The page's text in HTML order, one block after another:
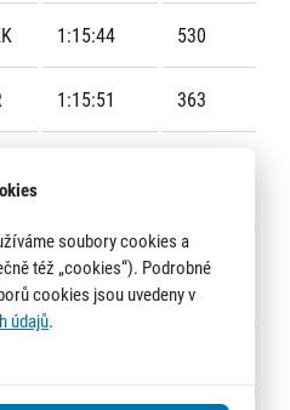
partneři
1:15:44 530
1:15:51 363
1:15:55 378
soubory cookies a
též „cookies“). Podrobné
cookies jsou uvedeny v
údajů.